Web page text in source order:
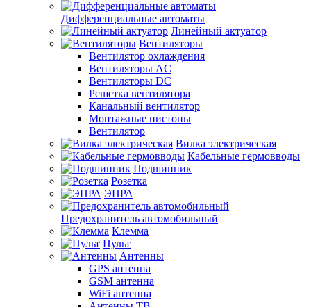
Дифференциальные автоматы
Линейный актуатор
Вентиляторы
Вентилятор охлаждения
Вентиляторы AC
Вентиляторы DC
Решетка вентилятора
Канальный вентилятор
Монтажные пистоны
Вентилятор
Вилка электрическая
Кабельные гермовводы
Подшипник
Розетка
ЭПРА
Предохранитель автомобильный
Клемма
Пульт
Антенны
GPS антенна
GSM антенна
WiFi антенна